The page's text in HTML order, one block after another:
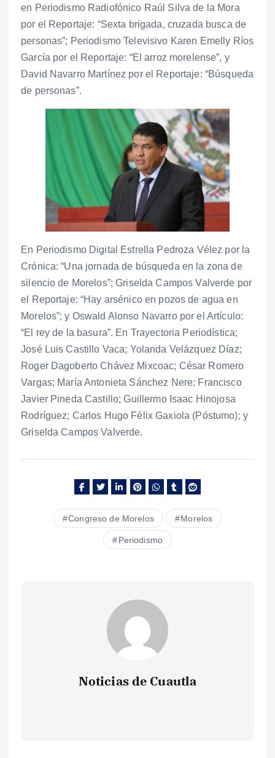
en Periodismo Radiofónico Raúl Silva de la Mora
por el Reportaje: “Sexta brigada, cruzada busca de
personas”; Periodismo Televisivo Karen Emelly Ríos
García por el Reportaje: “El arroz morelense”, y
David Navarro Martínez por el Reportaje: “Búsqueda
de personas”.
En Periodismo Digital Estrella Pedroza Vélez por la
Crónica: “Una jornada de búsqueda en la zona de
silencio de Morelos”; Griselda Campos Valverde por
el Reportaje: “Hay arsénico en pozos de agua en
Morelos”; y Oswald Alonso Navarro por el Artículo:
“El rey de la basura”. En Trayectoria Periodística;
José Luis Castillo Vaca; Yolanda Velázquez Díaz;
Roger Dagoberto Chávez Mixcoac; César Romero
Vargas; María Antonieta Sánchez Nere; Francisco
Javier Pineda Castillo; Guillermo Isaac Hinojosa
Rodríguez; Carlos Hugo Félix Gaxiola (Póstumo); y
Griselda Campos Valverde.
Congreso de Morelos Morelos
Periodismo
Noticias de Cuautla